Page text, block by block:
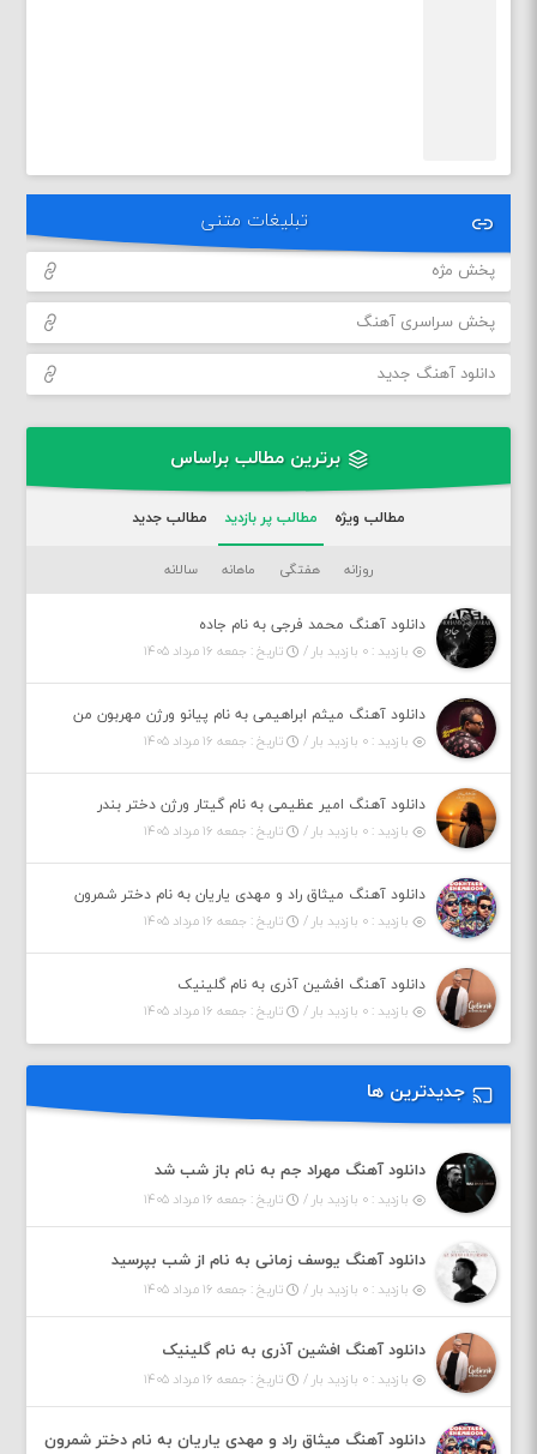
تبلیغات متنی
پخش مژه
پخش سراسری آهنگ
دانلود آهنگ جدید
برترین مطالب براساس
مطالب ویژه مطالب پر بازدید مطالب جدید
روزانه هفتگی ماهانه سالانه
دانلود آهنگ محمد فرجی به نام جاده
بازدید : ۰ بازدید بار /
تاریخ : جمعه ۱۶ مرداد ۱۴۰۵
دانلود آهنگ میثم ابراهیمی به نام پیانو ورژن مهربون من
بازدید : ۰ بازدید بار /
تاریخ : جمعه ۱۶ مرداد ۱۴۰۵
دانلود آهنگ امیر عظیمی به نام گیتار ورژن دختر بندر
بازدید : ۰ بازدید بار /
تاریخ : جمعه ۱۶ مرداد ۱۴۰۵
دانلود آهنگ میثاق راد و مهدی یاریان به نام دختر شمرون
بازدید : ۰ بازدید بار /
تاریخ : جمعه ۱۶ مرداد ۱۴۰۵
دانلود آهنگ افشین آذری به نام گلینیک
بازدید : ۰ بازدید بار /
تاریخ : جمعه ۱۶ مرداد ۱۴۰۵
جدیدترین ها
دانلود آهنگ مهراد جم به نام باز شب شد
بازدید : ۰ بازدید بار / تاریخ : جمعه ۱۶ مرداد ۱۴۰۵
دانلود آهنگ یوسف زمانی به نام از شب بپرسید
بازدید : ۰ بازدید بار / تاریخ : جمعه ۱۶ مرداد ۱۴۰۵
دانلود آهنگ افشین آذری به نام گلینیک
بازدید : ۰ بازدید بار / تاریخ : جمعه ۱۶ مرداد ۱۴۰۵
دانلود آهنگ میثاق راد و مهدی یاریان به نام دختر شمرون